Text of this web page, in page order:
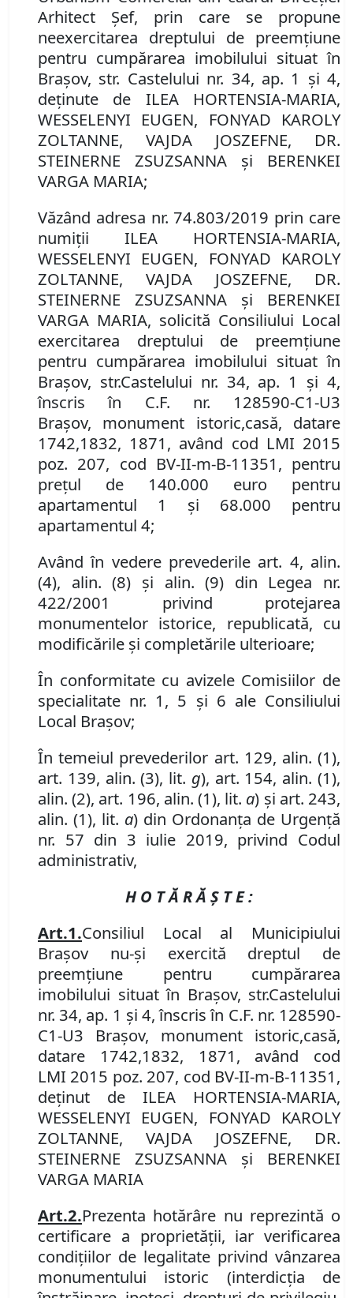
Arhitect Șef, prin care se propune
neexercitarea dreptului de preemţiune
pentru cumpărarea imobilului situat în
Braşov, str. Castelului nr. 34, ap. 1 şi 4,
deţinute de ILEA HORTENSIA-MARIA,
WESSELENYI EUGEN, FONYAD KAROLY
ZOLTANNE, VAJDA JOSZEFNE, DR.
STEINERNE ZSUZSANNA şi BERENKEI
VARGA MARIA;
Văzând adresa nr.74.803/2019 prin care
numiţii ILEA HORTENSIA-MARIA,
WESSELENYI EUGEN, FONYAD KAROLY
ZOLTANNE, VAJDA JOSZEFNE, DR.
STEINERNE ZSUZSANNA şi BERENKEI
VARGA MARIA, solicită Consiliului Local
exercitarea dreptului de preemţiune
pentru cumpărarea imobilului situat în
Braşov, str.Castelului nr. 34, ap. 1 şi 4,
înscris în C.F. nr. 128590-C1-U3
Braşov, monument istoric,casă, datare
1742,1832, 1871, având cod LMI 2015
poz. 207, cod BV-II-m-B-11351, pentru
preţul de 140.000 euro pentru
apartamentul 1 şi 68.000 pentru
apartamentul 4;
Având în vedere prevederile art. 4, alin.
(4), alin. (8) şi alin. (9) din Legea nr.
422/2001 privind protejarea
monumentelor istorice, republicată, cu
modificările şi completările ulterioare;
În conformitate cu avizele Comisiilor de
specialitate nr. 1, 5 și 6 ale Consiliului
Local Brașov;
În temeiul prevederilor art. 129, alin. (1),
art. 139, alin.(3), lit. g), art. 154, alin. (1),
alin. (2), art. 196, alin. (1), lit. a) și art. 243,
alin. (1), lit. a) din Ordonanța de Urgență
nr. 57 din 3 iulie 2019, privind Codul
administrativ,
H O T Ă R Ă Ş T E :
Art.1.Consiliul Local al Municipiului
Braşov nu-şi exercită dreptul de
preemţiune pentru cumpărarea
imobilului situat în Braşov, str.Castelului
nr. 34, ap. 1 şi 4, înscris în C.F. nr. 128590-
C1-U3 Braşov, monument istoric,casă,
datare 1742,1832, 1871, având cod
LMI 2015 poz. 207, cod BV-II-m-B-11351,
deţinut de ILEA HORTENSIA-MARIA,
WESSELENYI EUGEN, FONYAD KAROLY
ZOLTANNE, VAJDA JOSZEFNE, DR.
STEINERNE ZSUZSANNA şi BERENKEI
VARGA MARIA
Art.2.Prezenta hotărâre nu reprezintă o
certificare a proprietăţii, iar verificarea
condiţiilor de legalitate privind vânzarea
monumentului istoric (interdicţia de